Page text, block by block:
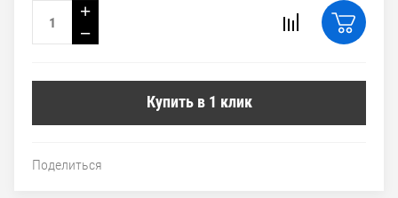
+
−
Купить в 1 клик
Поделиться